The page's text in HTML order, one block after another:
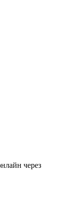
через